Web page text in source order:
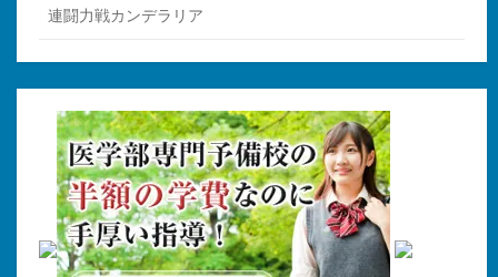
連闘力戦カンデラリア